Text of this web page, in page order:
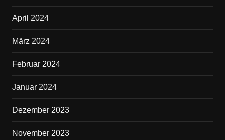
April 2024
März 2024
Februar 2024
Januar 2024
Dezember 2023
November 2023